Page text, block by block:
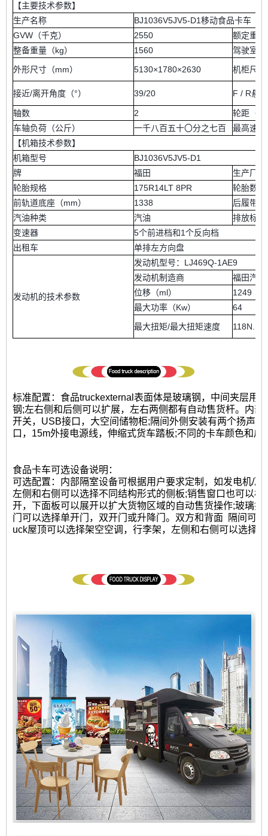
【主要技术参数】
生产名称
BJ1036V5JV5-D1移动食品卡车
GVW（千克）
2550
额定重
整备重量（kg）
1560
驾驶室
外形尺寸（mm）
5130×1780×2630 机柜尺
接近/离开角度（°） 39/20 F / R悬
轴数 2
轮距（
车轴负荷（公斤）
一千八百五十〇分之七百
最高速
【机箱技术参数】
机箱型号
BJ1036V5JV5-D1
牌
福田
生产厂家
轮胎规格
175R14LT 8PR
轮胎数量
前轨道底座（mm）
1338
后履带
汽油种类
汽油
排放标准
变速器
5个前进档和1个反向档
出租车
单排左方向盘
发动机的技术参数
发动机型号：LJ469Q-1AE9
发动机制造商
福田汽
位移（ml）
1249
最大功率（Kw）
64
最大扭矩/最大扭矩速度
118N.m
标准配置：食品truckexternal表面体是玻璃钢，中间夹层用
钢;左右侧和后侧可以扩展，左右两侧都有自动售货杆。内
开关，USB接口，大空间储物柜;隔间外侧安装有两个扬声
口，15m外接电源线，伸缩式货车踏板;不同的卡车颜色和皮
食品卡车可选设备说明：
可选配置：内部隔室设备可根据用户要求定制，如发电机/
左侧和右侧可以选择不同结构形式的侧板;销售窗口也可以
开，下面板可以展开以扩大货物区域的自动售货操作;玻璃
门可以选择单开门，双开门或升降门。双方和背面
隔间可
uck屋顶可以选择架空空调，行李架，左侧和右侧可以选择